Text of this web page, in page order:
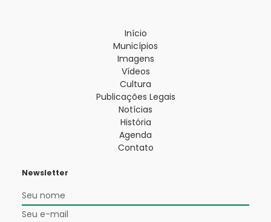
Início
Municípios
Imagens
Vídeos
Cultura
Publicações Legais
Notícias
História
Agenda
Contato
Newsletter